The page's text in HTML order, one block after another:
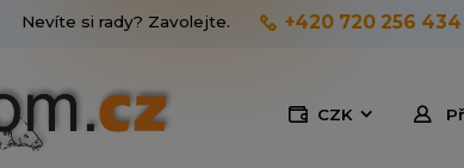
CZK
Nevíte si rady? Zavolejte. +420 720 256 434